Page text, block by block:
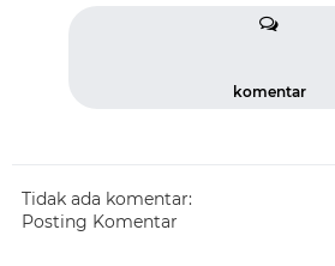
komentar
Tidak ada komentar:
Posting Komentar